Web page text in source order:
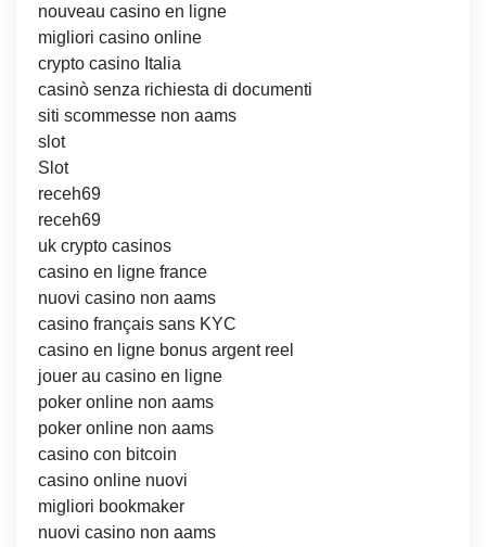
nouveau casino en ligne
migliori casino online
crypto casino Italia
casinò senza richiesta di documenti
siti scommesse non aams
slot
Slot
receh69
receh69
uk crypto casinos
casino en ligne france
nuovi casino non aams
casino français sans KYC
casino en ligne bonus argent reel
jouer au casino en ligne
poker online non aams
poker online non aams
casino con bitcoin
casino online nuovi
migliori bookmaker
nuovi casino non aams